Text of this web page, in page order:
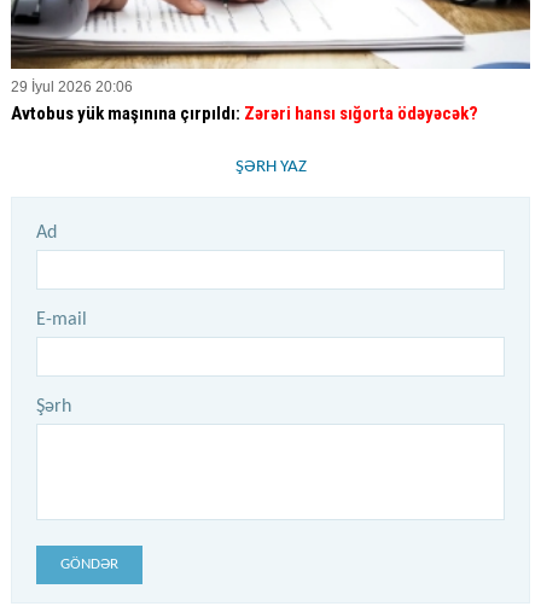
29 İyul 2026 20:06
Avtobus yük maşınına çırpıldı: Zərəri hansı sığorta ödəyəcək?
ŞƏRH YAZ
Ad
E-mail
Şərh
GÖNDƏR